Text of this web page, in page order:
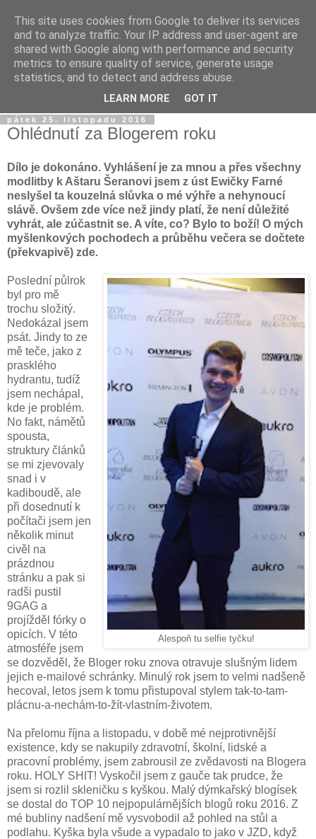
Dýmkařův koutek
Místo pro všechny, kteří se chtějí dozvědět něco o světě
vodních dýmek a trochu se pobavit!
pátek 25. listopadu 2016
Ohlédnutí za Blogerem roku
Dílo je dokonáno. Vyhlášení je za mnou a přes všechny
modlitby k Aštaru Šeranovi jsem z úst Ewičky Farné
neslyšel ta kouzelná slůvka o mé výhře a nehynoucí
slávě. Ovšem zde více než jindy platí, že není důležité
vyhrát, ale zúčastnit se. A víte, co? Bylo to boží! O mých
myšlenkových pochodech a průběhu večera se dočtete
(překvapivě) zde.
Alespoň tu selfie tyčku!
Poslední půlrok
byl pro mě
trochu složitý.
Nedokázal jsem
psát. Jindy to ze
mě teče, jako z
prasklého
hydrantu, tudíž
jsem nechápal,
kde je problém.
No fakt, námětů
spousta,
struktury článků
se mi zjevovaly
snad i v
kadiboudě, ale
při dosednutí k
počítači jsem jen
několik minut
civěl na
prázdnou
stránku a pak si
radši pustil
9GAG a
projížděl fórky o
opicích. V této
atmosféře jsem
se dozvěděl, že Bloger roku znova otravuje slušným lidem
jejich e-mailové schránky. Minulý rok jsem to velmi nadšeně
hecoval, letos jsem k tomu přistupoval stylem tak-to-tam-
plácnu-a-nechám-to-žít-vlastním-životem.
Na přelomu října a listopadu, v době mé nejprotivnější
existence, kdy se nakupily zdravotní, školní, lidské a
pracovní problémy, jsem zabrousil ze zvědavosti na Blogera
roku. HOLY SHIT! Vyskočil jsem z gauče tak prudce, že
jsem si rozlil skleničku s kyškou. Malý dýmkařský blogísek
se dostal do TOP 10 nejpopulárnějších blogů roku 2016. Z
mé bubliny nadšení mě vysvobodil až pohled na stůl a
podlahu. Kyška byla všude a vypadalo to jako v JZD, když
This site uses cookies from Google to deliver its services
and to analyze traffic. Your IP address and user-agent are
shared with Google along with performance and security
metrics to ensure quality of service, generate usage
statistics, and to detect and address abuse.
LEARN MORE GOT IT